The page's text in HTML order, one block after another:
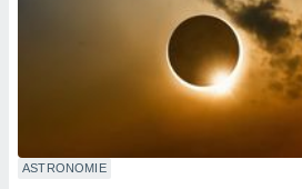
ASTRONOMIE